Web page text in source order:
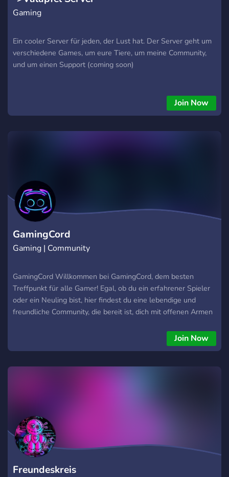
Gaming
Ein cooler Server für jeden, der Lust hat. Der Server geht um
verschiedene Games, um eure Tiere, um meine Community,
und um einen Support (coming soon)
Join Now
GamingCord
Gaming | Community
GamingCord Willkommen bei GamingCord, dem besten
Treffpunkt für alle Gamer! Egal, ob du ein erfahrener Spieler
oder ein Neuling bist, hier findest du eine lebendige und
freundliche Community, die bereit ist, dich mit offenen Armen
Verbinde dich mit Gleichgesinnten, tausche Strategien aus
und finde Kollegen zum Zocken. 📚 Umfangreiche Tipps:
reibungslose Kommunikation und spaßige Absprachen
während der Spiele. 🥳 Community-Events: Nimm an Events
teil, die für Abwechslung und Spaß sorgen. 👮‍♂️ Sichere und
freundliche Umgebung: Unser engagiertes Moderationsteam
sorgt für eine siche
Join Now
Freundeskreis